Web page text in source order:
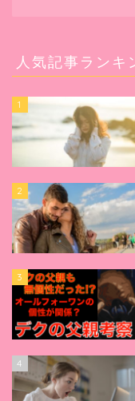
人気記事ランキ
1
2
3
4